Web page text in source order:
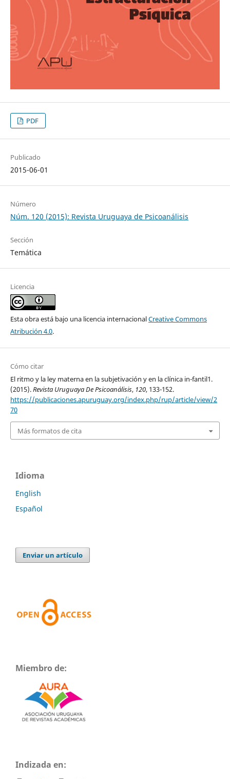
PDF
Publicado
2015-06-01
Número
Núm. 120 (2015): Revista Uruguaya de Psicoanálisis
Sección
Temática
Licencia
Esta obra está bajo una licencia internacionalCreative Commons
Atribución 4.0.
Cómo citar
El ritmo y la ley materna en la subjetivación y en la clínica in-fantil1.
(2015).Revista Uruguaya De Psicoanálisis, 120, 133-152.
https://publicaciones.apuruguay.org/index.php/rup/article/view/2
70
Más formatos de cita
Idioma
English
Español
Enviar un artículo
Miembro de:
Indizada en: